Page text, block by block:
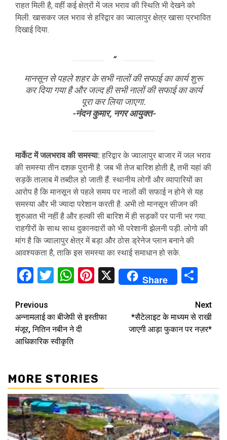
राहत मिली है, वहीं कई क्षेत्रों में जल भराव की स्थिति भी देखने को
मिली. खासकर जल भराव से हरिद्वार का ज्वालापुर क्षेत्र खासा प्रभावित
दिखाई दिया.
मानसून से पहले शहर के सभी नालों की सफाई का कार्य शुरू
कर दिया गया है और जल्द ही सभी नालों की सफाई का कार्य
पूरा कर लिया जाएगा.
-नंदन कुमार, नगर आयुक्त-
मार्केट में जलभराव की समस्या: हरिद्वार के ज्वालापुर बाजार में जल भराव
की समस्या तीन दशक पुरानी है. जब भी तेज बारिश होती है, तभी यहां की
सड़कें तालाब में तब्दील हो जाती हैं. स्थानीय लोगों और व्यापारियों का
आरोप है कि मानसून से पहले समय पर नालों की सफाई न होने से यह
समस्या और भी ज्यादा परेशान करती है. अभी तो मानसून सीजन की
शुरुआत भी नहीं है और हल्की सी बारिश में ही सड़कों पर पानी भर गया.
राहगीरों के साथ साथ दुकानदारों को भी परेशानी झेलनी पड़ी. लोगो की
मांग है कि ज्वालापुर क्षेत्र में बड़ा और ठोस ड्रेनेज प्लान बनाने की
आवश्यकता है, ताकि इस समस्या का स्थाई समाधान हो सके.
Facebook
Twitter
WhatsApp
Pinterest
X Share
Continue
Reading
Previous
अन्नामलाई का बीजेपी से इस्तीफा
मंजूर, नितिन नबीन ने दी
आधिकारिक स्वीकृति
Next
*सैटेलाइट के माध्यम से राखी
जाएगी आड़ा फुकान पर नज़र*
MORE STORIES